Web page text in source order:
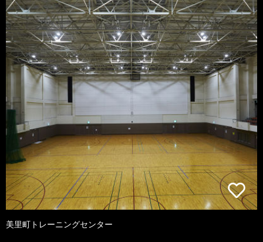
美里町トレーニングセンター